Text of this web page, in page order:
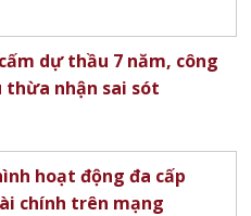
dự thầu 7 năm, công
thừa nhận sai sót
hoạt động đa cấp
chính trên mạng